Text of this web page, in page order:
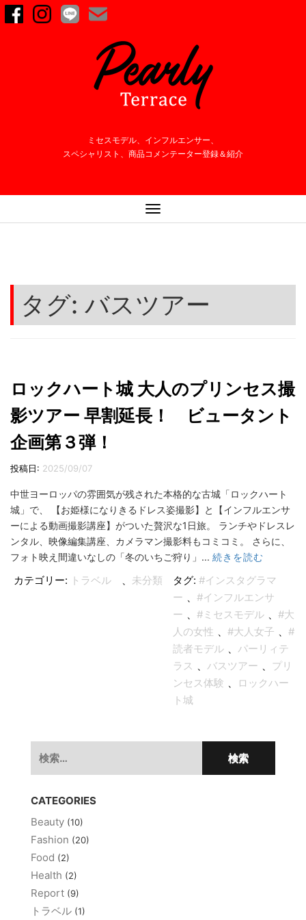
ミセスモデル、インフルエンサー、
スペシャリスト、商品コメンテーター登録＆紹介
ナ
ビ
ョ
ン
タグ: バスツアー
ロックハート城 大人のプリンセス撮
影ツアー 早割延長！ ビュータント
企画第３弾！
投稿日: 2025/09/07
中世ヨーロッパの雰囲気が残された本格的な古城「ロックハート
城」で、 【お姫様になりきるドレス姿撮影】と【インフルエンサ
ーによる動画撮影講座】がついた贅沢な1日旅。 ランチやドレスレ
ンタル、映像編集講座、カメラマン撮影料もコミコミ。 さらに、
フォト映え間違いなしの「冬のいちご狩り」... 続きを読む
カテゴリー: トラベル 、 未分類 タグ: #インスタグラマ
ー 、 #インフルエンサ
ー 、 #ミセスモデル 、 #大
人の女性 、 #大人女子 、 #
読者モデル 、 パーリィテ
ラス 、 バスツアー 、
プリ
ンセス体験 、
ロックハー
ト城
索:
CATEGORIES
Beauty (10)
Fashion (20)
Food (2)
Health (2)
Report (9)
トラベル (1)